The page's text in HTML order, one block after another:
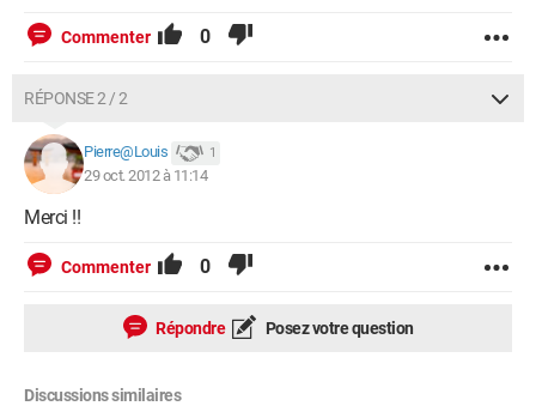
Commenter 0
RÉPONSE 2 / 2
Pierre@Louis 1
29 oct. 2012 à 11:14
Merci !!
Commenter 0
Répondre Posez votre question
Discussions similaires